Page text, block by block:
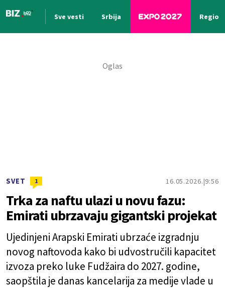
Sve vesti Srbija Region
SVET 1 16.05.2026. 9:56
Trka za naftu ulazi u novu fazu:
Emirati ubrzavaju gigantski projekat
Ujedinjeni Arapski Emirati ubrzaće izgradnju
novog naftovoda kako bi udvostručili kapacitet
izvoza preko luke Fudžaira do 2027. godine,
saopštila je danas kancelarija za medije vlade u